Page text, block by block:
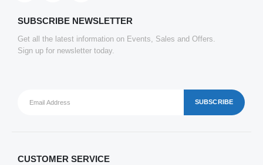
SUBSCRIBE NEWSLETTER
Get all the latest information on Events, Sales and Offers.
Sign up for newsletter today.
CUSTOMER SERVICE